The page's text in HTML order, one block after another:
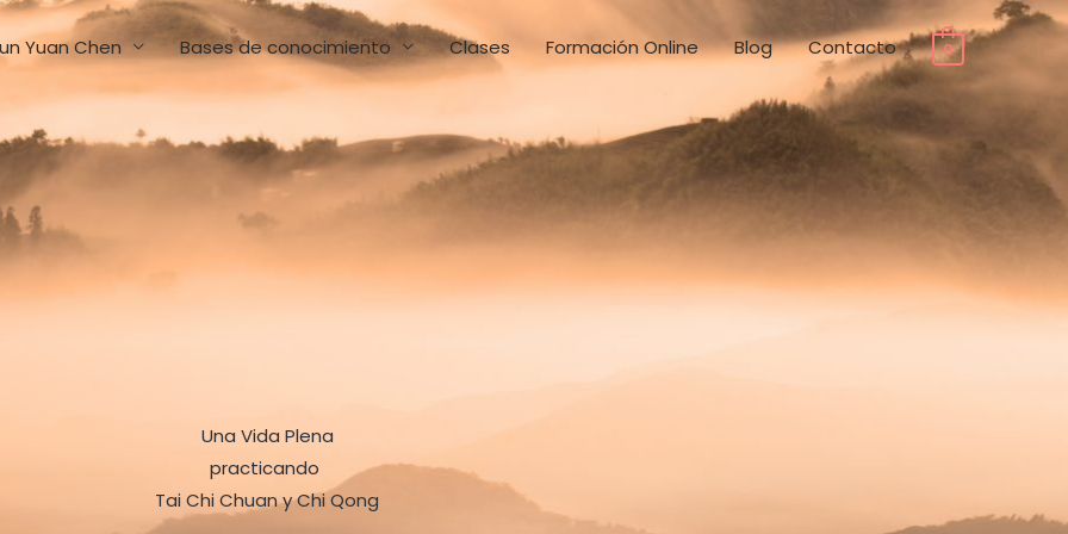
Yuan Chen Bases de conocimiento Clases Formación Online Blog Contacto 0
Una Vida Plena
practicando
Tai Chi Chuan y Chi Qong